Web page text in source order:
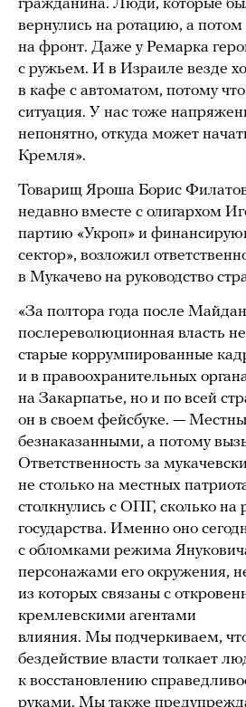
гражданина. Люди, которые
вернулись на ротацию, а потом
на фронт. Даже у Ремарка
с ружьем. И в Израиле везде
в кафе с автоматом, потому
ситуация. У нас тоже
непонятно, откуда может
Кремля».
Товарищ Яроша Борис
недавно вместе с олигархом
партию «Укроп» и
сектор», возложил
в Мукачево на руководство
«За полтора года после
послереволюционная власть
старые коррумпированные
и в правоохранительных
на Закарпатье, но и по всей
он в своем фейсбуке. —
безнаказанными, а потому
Ответственность за
не столько на местных
столкнулись с ОПГ, сколько на
государства. Именно оно
с обломками режима
персонажами его окружения,
из которых связаны с
кремлевскими агентами
влияния. Мы подчеркиваем,
бездействие власти толкает
к восстановлению
руками. Мы также